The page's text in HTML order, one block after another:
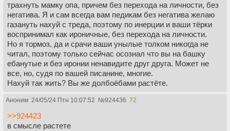
трахнуть мамку опа, причем без перехода на личности, без
негатива. Я и сам всегда вам педикам без негатива желаю
газануть нахуй с треда, поэтому по инерции и ваши тёрки
воспринимал как ироничные, без перехода на личности.
Но я тормоз, да и срачи ваши унылые толком никогда не
читал, поэтому только сейчас осознал что вы на башку
ебанутые и без иронии ненавидите друг друга. Может не
все, но, судя по вашей писанине, многие.
Нахуй так жить? Вы же долбоёбами растёте.
Аноним 24/05/24 Птн 10:07:52 №924436 72
>>924423
в смысле растете